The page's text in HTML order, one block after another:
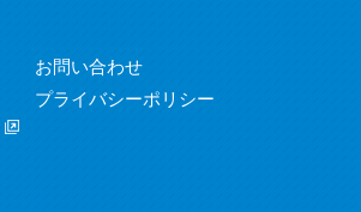
お問い合わせ
プライバシーポリシー